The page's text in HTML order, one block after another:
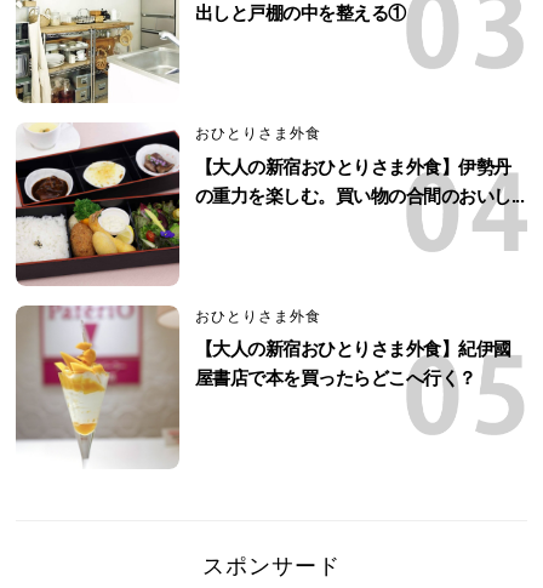
出しと戸棚の中を整える①
おひとりさま外食
【大人の新宿おひとりさま外食】伊勢丹
の重力を楽しむ。買い物の合間のおいし...
おひとりさま外食
【大人の新宿おひとりさま外食】紀伊國
屋書店で本を買ったらどこへ行く？
スポンサード